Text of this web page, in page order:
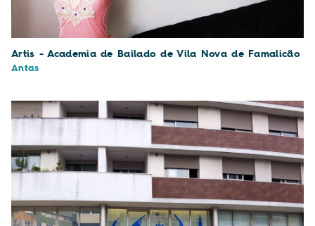
Artis - Academia de Bailado de Vila Nova de Famalicão
Antas